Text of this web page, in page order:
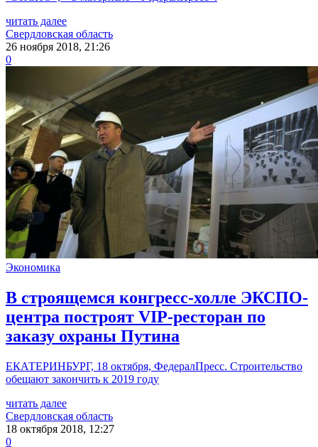
читать далее
Свердловская область
26 ноября 2018, 21:26
0
Экономика
В строящемся конгресс-холле ЭКСПО-
центра построят VIP-ресторан по
заказу охраны Путина
ЕКАТЕРИНБУРГ, 18 октября, ФедералПресс. Строительство
обещают закончить к 2019 году
читать далее
Свердловская область
18 октября 2018, 12:27
0